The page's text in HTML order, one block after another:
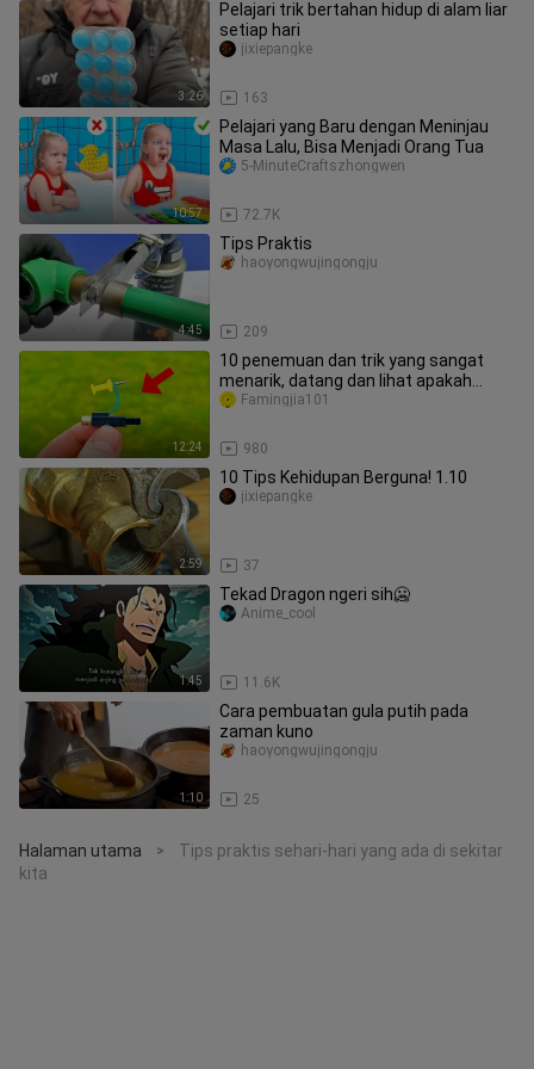
3:26
Pelajari trik bertahan hidup di alam liar
setiap hari
163
jixiepangke
10:57
Pelajari yang Baru dengan Meninjau
Masa Lalu, Bisa Menjadi Orang Tua
72.7K
5-MinuteCraftszhongwen
4:45
Tips Praktis
209
haoyongwujingongju
12:24
10 penemuan dan trik yang sangat
menarik, datang dan lihat apakah
mereka berhasil!!!
980
Famingjia101
2:59
10 Tips Kehidupan Berguna! 1.10
37
jixiepangke
1:45
Tekad Dragon ngeri sih🥶
11.6K
Anime_cool
1:10
Cara pembuatan gula putih pada
zaman kuno
25
haoyongwujingongju
Halaman utama >
Tips praktis sehari-hari yang ada di sekitar
kita